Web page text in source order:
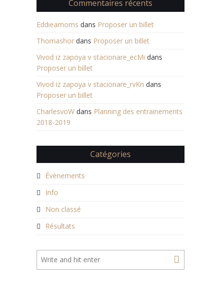
Commentaires récents
Eddieamoms dans Proposer un billet
Thomashor dans Proposer un billet
Vivod iz zapoya v stacionare_ecMi dans
Proposer un billet
Vivod iz zapoya v stacionare_rvKn dans
Proposer un billet
CharlesvoW dans Planning des entrainements
2018-2019
Catégories
Évènements
Info
Non classé
Résultats